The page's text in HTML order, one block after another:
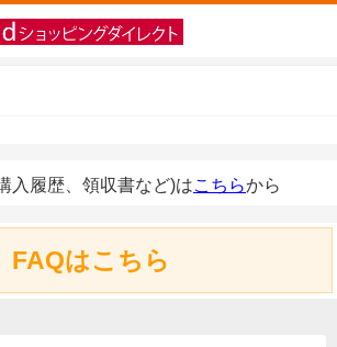
入履歴、領収書など)はこちらから
FAQはこちら